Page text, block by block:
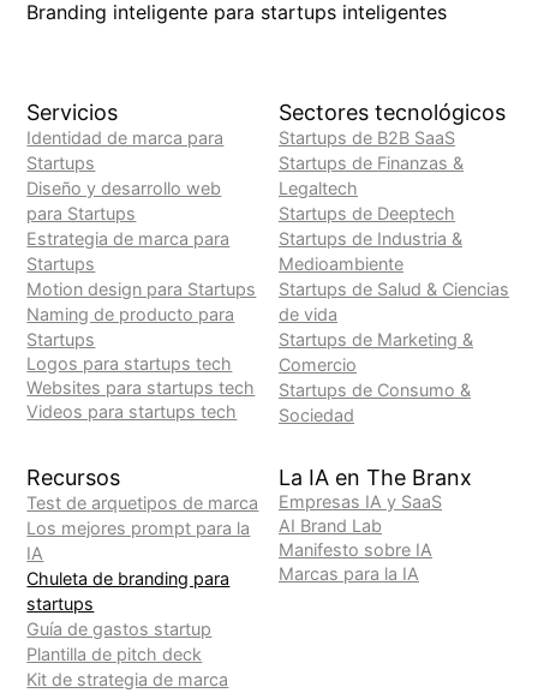
Branding inteligente para startups inteligentes
Servicios
Identidad de marca para
Startups
Diseño y desarrollo web
para Startups
Estrategia de marca para
Startups
Motion design para Startups
Naming de producto para
Startups
Logos para startups tech
Websites para startups tech
Videos para startups tech
Sectores tecnológicos
Startups de B2B SaaS
Startups de Finanzas &
Legaltech
Startups de Deeptech
Startups de Industria &
Medioambiente
Startups de Salud & Ciencias
de vida
Startups de Marketing &
Comercio
Startups de Consumo &
Sociedad
Recursos
Test de arquetipos de marca
Los mejores prompt para la
IA
Chuleta de branding para
startups
Guía de gastos startup
Plantilla de pitch deck
Kit de strategia de marca
La IA en The Branx
Empresas IA y SaaS
AI Brand Lab
Manifesto sobre IA
Marcas para la IA